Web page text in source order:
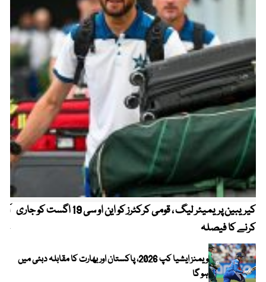
کیریبین پریمیئر لیگ ، قومی کرکٹرز کو این او سی 19 اگست کو جاری
کرنے کا فیصلہ
ویمنز ایشیا کپ 2026، پاکستان اور بھارت کا مقابلہ دبئی میں
ہو گا